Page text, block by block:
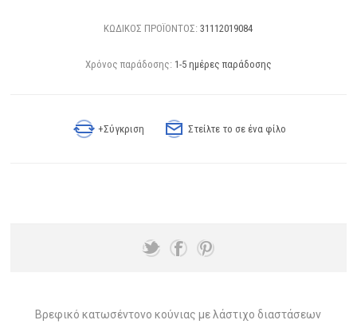
ΚΩΔΙΚΟΣ ΠΡΟΪΟΝΤΟΣ: 31112019084
Χρόνος παράδοσης: 1-5 ημέρες παράδοσης
+Σύγκριση Στείλτε το σε ένα φίλο
Βρεφικό κατωσέντονο κούνιας με λάστιχο διαστάσεων